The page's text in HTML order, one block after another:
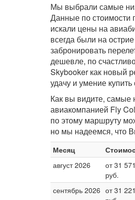
Мы выбрали самые
Данные по стоимости
искали цены на
всегда были на
забронировать
дешевле, по
Skybooker как новый
удачу и умение
Как вы видите, самые
авиакомпанией Fly
по этому маршруту
но мы надеемся, что
Месяц
август 2026
от 31 571
руб.
сентябрь 2026 от 31 221